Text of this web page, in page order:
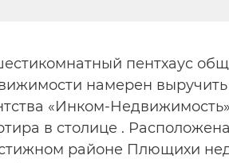
пентхаус
намерен
«Инком-
в столице .
районе Плющихи